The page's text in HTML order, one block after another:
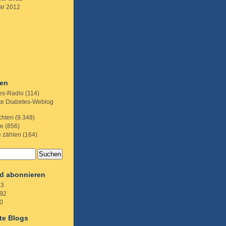
2012
Radio (114)
Diabetes-Weblog
(9.348)
(856)
zählen (164)
abonnieren
Blogs